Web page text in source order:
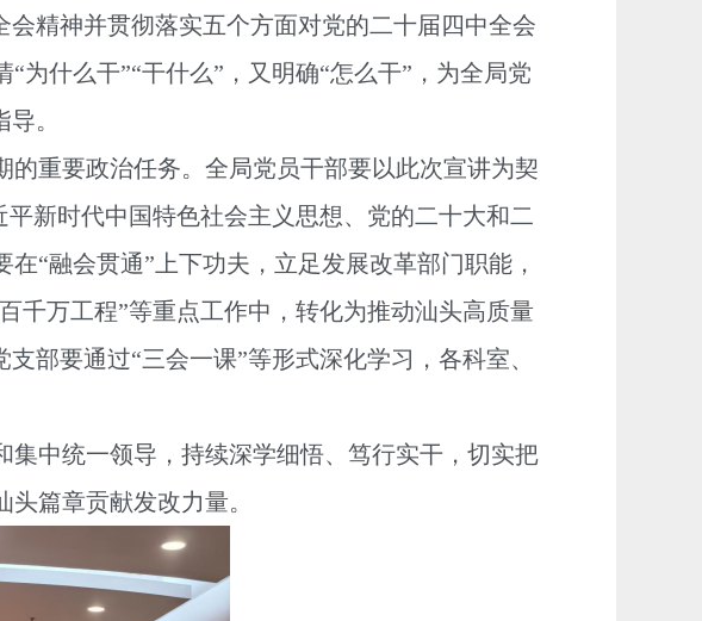
精神并贯彻落实五个方面对党的二十届四中全会
为什么干”“干什么”，又明确“怎么干”，为全局党
。
重要政治任务。全局党员干部要以此次宣讲为契
新时代中国特色社会主义思想、党的二十大和二
“融会贯通”上下功夫，立足发展改革部门职能，
千万工程”等重点工作中，转化为推动汕头高质量
部要通过“三会一课”等形式深化学习，各科室、
中统一领导，持续深学细悟、笃行实干，切实把
篇章贡献发改力量。